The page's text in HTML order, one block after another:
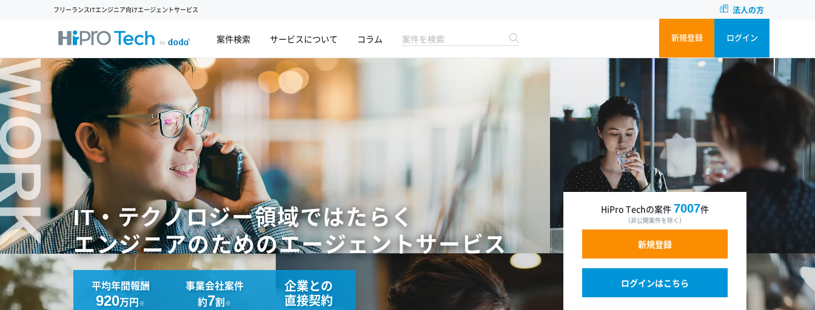
フリーランスITエンジニア向けエージェントサービス 法人の方
新規登録 ログイン
案件検索 サービスについて コラム
IT・テクノロジー領域ではたらく
エンジニアのためのエージェントサービス
平均年間報酬
920万円 ※
事業会社案件
約7割 ※
企業との
直接契約
HiPro Techの案件 7007件
（非公開案件を除く）
新規登録
ログインはこちら